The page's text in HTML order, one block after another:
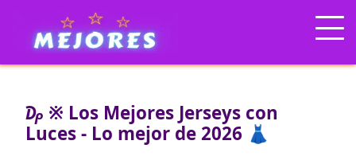
₯ ※ Los Mejores Jerseys con
Luces - Lo mejor de 2026 👗